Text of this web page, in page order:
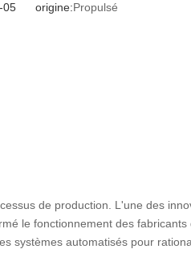
05 origine:Propulsé
de production. L'une des
le fonctionnement des
systèmes automatisés pour